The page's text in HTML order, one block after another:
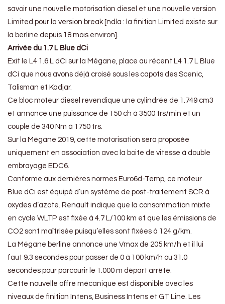
savoir une nouvelle motorisation diesel et une nouvelle version
Limited pour la version break [ndla : la finition Limited existe sur
la berline depuis 18 mois environ].
Arrivée du 1.7 L Blue dCi
Exit le L4 1.6 L dCi sur la Mégane, place au récent L4 1.7 L Blue
dCi que nous avons déjà croisé sous les capots des Scenic,
Talisman et Kadjar.
Ce bloc moteur diesel revendique une cylindrée de 1.749 cm3
et annonce une puissance de 150 ch à 3500 trs/min et un
couple de 340 Nm à 1750 trs.
Sur la Mégane 2019, cette motorisation sera proposée
uniquement en association avec la boite de vitesse à double
embrayage EDC6.
Conforme aux dernières normes Euro6d-Temp, ce moteur
Blue dCi est équipé d’un système de post-traitement SCR à
oxydes d’azote. Renault indique que la consommation mixte
en cycle WLTP est fixée à 4.7 L/100 km et que les émissions de
CO2 sont maîtrisée puisqu’elles sont fixées à 124 g/km.
La Mégane berline annonce une Vmax de 205 km/h et il lui
faut 9.3 secondes pour passer de 0 à 100 km/h ou 31.0
secondes pour parcourir le 1.000 m départ arrêté.
Cette nouvelle offre mécanique est disponible avec les
niveaux de finition Intens, Business Intens et GT Line. Les